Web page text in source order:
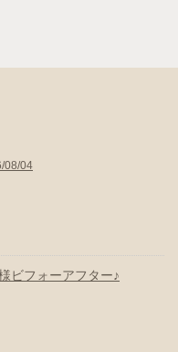
08/04
ビフォーアフター♪